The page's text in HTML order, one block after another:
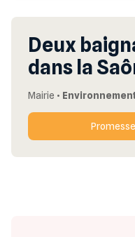
Deux
dans la
Mairie •